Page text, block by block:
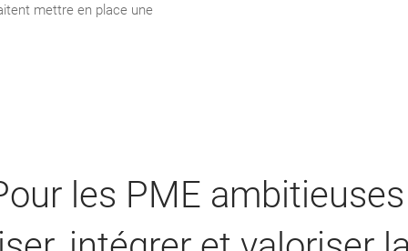
mettre en place une
les PME